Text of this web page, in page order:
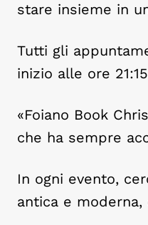
stare insieme in
Tutti gli
inizio alle ore
«Foiano Book
che ha sempre
In ogni evento,
antica e